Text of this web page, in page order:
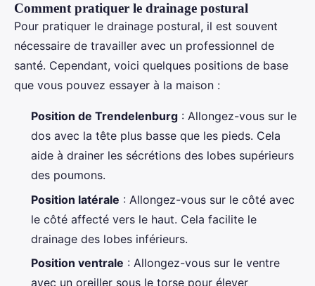
Comment pratiquer le drainage postural
Pour pratiquer le drainage postural, il est souvent
nécessaire de travailler avec un professionnel de
santé. Cependant, voici quelques positions de base
que vous pouvez essayer à la maison :
Position de Trendelenburg : Allongez-vous sur le
dos avec la tête plus basse que les pieds. Cela
aide à drainer les sécrétions des lobes supérieurs
des poumons.
Position latérale : Allongez-vous sur le côté avec
le côté affecté vers le haut. Cela facilite le
drainage des lobes inférieurs.
Position ventrale : Allongez-vous sur le ventre
avec un oreiller sous le torse pour élever